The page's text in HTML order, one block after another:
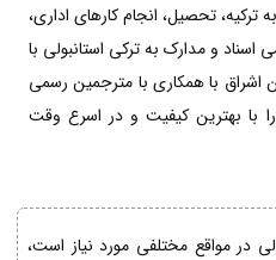
تحصیل، انجام کارهای اداری،
و مدارک به ترکی استانبولی با
اشراق با همکاری با مترجمین رسمی
با بهترین کیفیت و در اسرع وقت
در مواقع مختلفی مورد نیاز است،